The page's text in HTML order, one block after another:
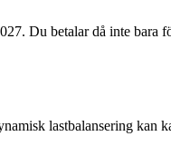
Du betalar då inte bara
lastbalansering kan